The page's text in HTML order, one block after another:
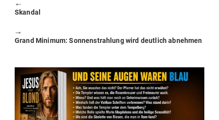
🠔
Previous
Skandal
🠖
Next
Grand Minimum: Son­nen­strahlung wird deutlich abnehmen